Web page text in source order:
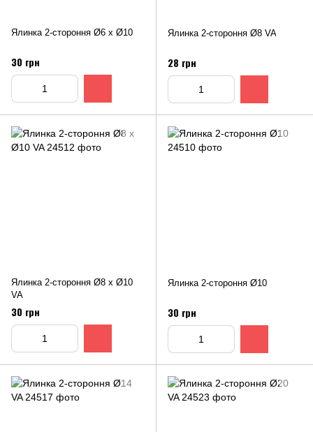
Ялинка 2-стороння Ø6 х Ø10
30 грн
Ялинка 2-стороння Ø8 VA
28 грн
Ялинка 2-стороння Ø8 х Ø10
VA
30 грн
Ялинка 2-стороння Ø10
30 грн